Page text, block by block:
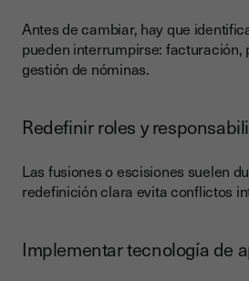
Antes de cambiar, hay que
pueden interrumpirse: facturación,
gestión de nóminas.
Redefinir roles y
Las fusiones o escisiones suelen
redefinición clara evita conflictos
Implementar tecnología de